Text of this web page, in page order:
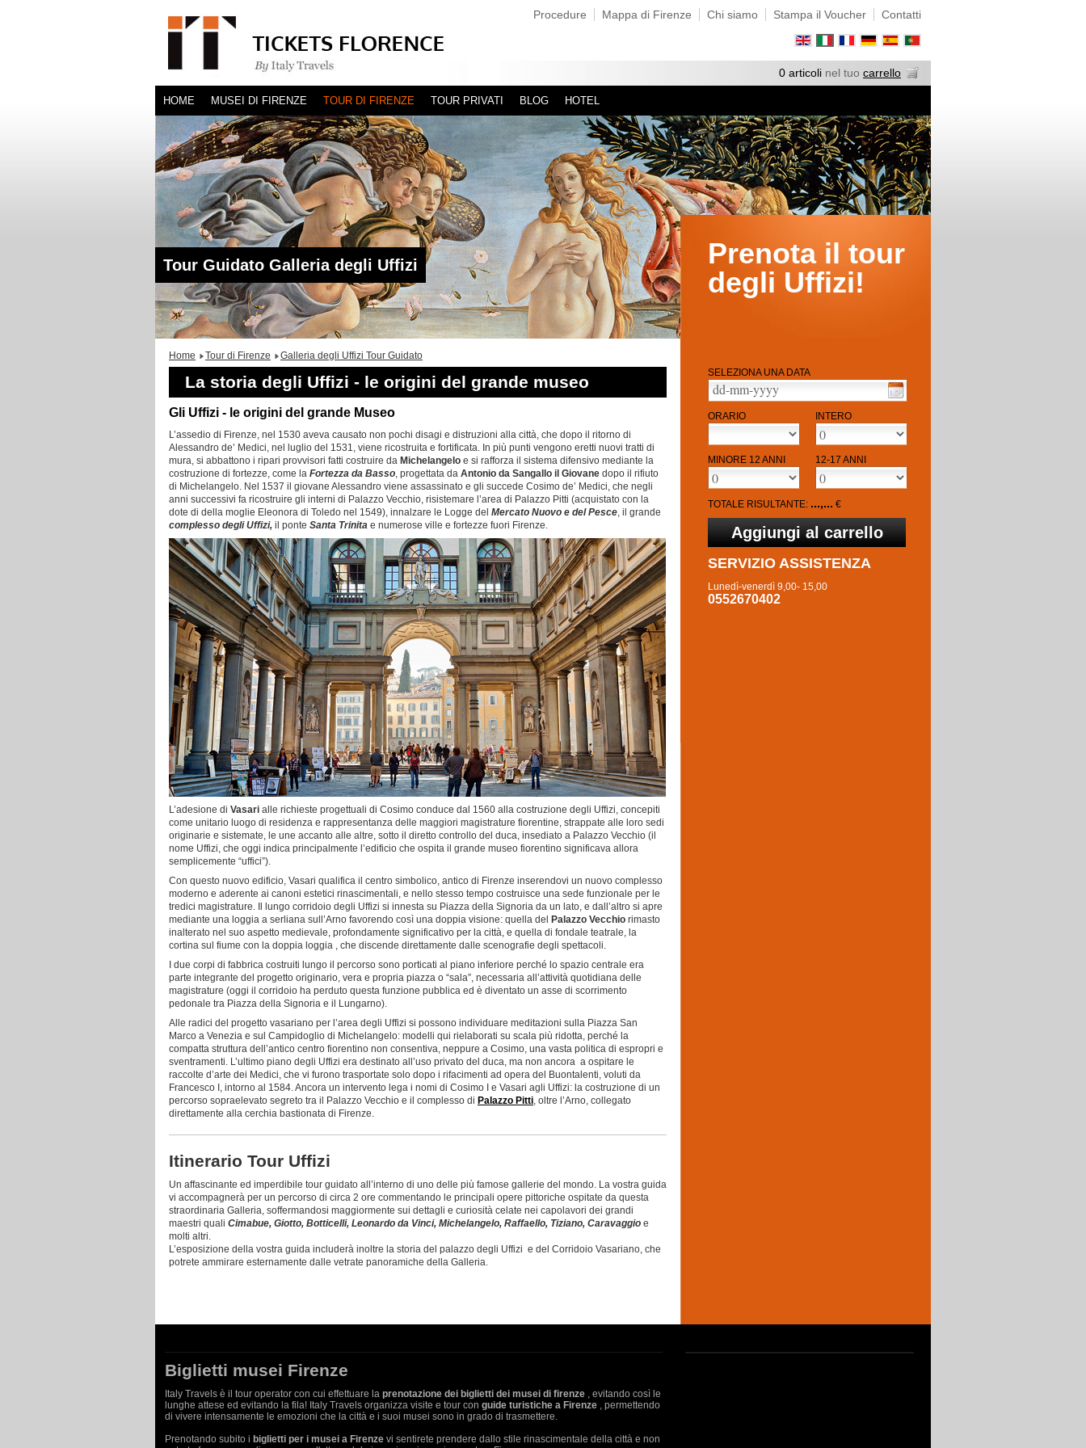
Procedure Mappa di Firenze Chi siamo Stampa il Voucher Contatti
0 articoli nel tuo carrello
HOME MUSEI DI FIRENZE TOUR DI FIRENZE TOUR PRIVATI BLOG HOTEL
Tour Guidato Galleria degli Uffizi
Prenota il tour
degli Uffizi!
Home Tour di Firenze Galleria degli Uffizi Tour Guidato
La storia degli Uffizi - le origini del grande museo
Gli Uffizi - le origini del grande Museo
L’assedio di Firenze, nel 1530 aveva causato non pochi disagi e distruzioni alla città, che dopo il ritorno di
Alessandro de’ Medici, nel luglio del 1531, viene ricostruita e fortificata. In più punti vengono eretti nuovi tratti di
mura, si abbattono i ripari provvisori fatti costruire da Michelangelo e si rafforza il sistema difensivo mediante la
costruzione di fortezze, come la Fortezza da Basso, progettata da Antonio da Sangallo il Giovane dopo il rifiuto
di Michelangelo. Nel 1537 il giovane Alessandro viene assassinato e gli succede Cosimo de’ Medici, che negli
anni successivi fa ricostruire gli interni di Palazzo Vecchio, risistemare l’area di Palazzo Pitti (acquistato con la
dote di della moglie Eleonora di Toledo nel 1549), innalzare le Logge del Mercato Nuovo e del Pesce, il grande
complesso degli Uffizi, il ponte Santa Trinita e numerose ville e fortezze fuori Firenze.
L’adesione di Vasari alle richieste progettuali di Cosimo conduce dal 1560 alla costruzione degli Uffizi, concepiti
come unitario luogo di residenza e rappresentanza delle maggiori magistrature fiorentine, strappate alle loro sedi
originarie e sistemate, le une accanto alle altre, sotto il diretto controllo del duca, insediato a Palazzo Vecchio (il
nome Uffizi, che oggi indica principalmente l’edificio che ospita il grande museo fiorentino significava allora
semplicemente “uffici”).
Con questo nuovo edificio, Vasari qualifica il centro simbolico, antico di Firenze inserendovi un nuovo complesso
moderno e aderente ai canoni estetici rinascimentali, e nello stesso tempo costruisce una sede funzionale per le
tredici magistrature. Il lungo corridoio degli Uffizi si innesta su Piazza della Signoria da un lato, e dall’altro si apre
mediante una loggia a serliana sull’Arno favorendo così una doppia visione: quella del
Palazzo Vecchio rimasto
inalterato nel suo aspetto medievale, profondamente significativo per la città, e quella di fondale teatrale, la
cortina sul fiume con la doppia loggia , che discende direttamente dalle scenografie degli spettacoli.
I due corpi di fabbrica costruiti lungo il percorso sono porticati al piano inferiore perché lo spazio centrale era
parte integrante del progetto originario, vera e propria piazza o “sala”, necessaria all’attività quotidiana delle
magistrature (oggi il corridoio ha perduto questa funzione pubblica ed è diventato un asse di scorrimento
pedonale tra Piazza della Signoria e il Lungarno).
Alle radici del progetto vasariano per l’area degli Uffizi si possono individuare meditazioni sulla Piazza San
Marco a Venezia e sul Campidoglio di Michelangelo: modelli qui rielaborati su scala più ridotta, perché la
compatta struttura dell’antico centro fiorentino non consentiva, neppure a Cosimo, una vasta politica di espropri e
sventramenti. L’ultimo piano degli Uffizi era destinato all’uso privato del duca, ma non ancora a ospitare le
raccolte d’arte dei Medici, che vi furono trasportate solo dopo i rifacimenti ad opera del Buontalenti, voluti da
Francesco I, intorno al 1584. Ancora un intervento lega i nomi di Cosimo I e Vasari agli Uffizi: la costruzione di un
percorso sopraelevato segreto tra il Palazzo Vecchio e il complesso di Palazzo Pitti, oltre l’Arno, collegato
direttamente alla cerchia bastionata di Firenze.
Itinerario Tour Uffizi
Un affascinante ed imperdibile tour guidato all’interno di uno delle più famose gallerie del mondo. La vostra guida
vi accompagnerà per un percorso di circa 2 ore commentando le principali opere pittoriche ospitate da questa
straordinaria Galleria, soffermandosi maggiormente sui dettagli e curiosità celate nei capolavori dei grandi
maestri quali Cimabue, Giotto, Botticelli, Leonardo da Vinci, Michelangelo, Raffaello, Tiziano, Caravaggio e
molti altri.
L’esposizione della vostra guida includerà inoltre la storia del palazzo degli Uffizi e del Corridoio Vasariano, che
potrete ammirare esternamente dalle vetrate panoramiche della Galleria.
SELEZIONA UNA DATA
ORARIO INTERO
MINORE 12 ANNI 12-17 ANNI
TOTALE RISULTANTE: ...,... €
SERVIZIO ASSISTENZA
Lunedì-venerdì 9,00- 15,00
0552670402
Biglietti musei Firenze
Italy Travels è il tour operator con cui effettuare la prenotazione dei biglietti dei musei di firenze , evitando così le
lunghe attese ed evitando la fila! Italy Travels organizza visite e tour con guide turistiche a Firenze , permettendo
di vivere intensamente le emozioni che la città e i suoi musei sono in grado di trasmettere.
Prenotando subito i biglietti per i musei a Firenze vi sentirete prendere dallo stile rinascimentale della città e non